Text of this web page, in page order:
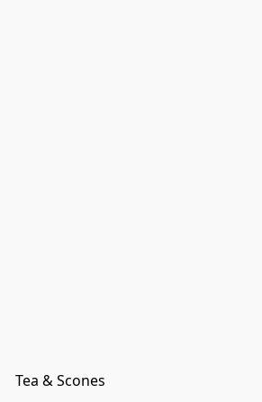
Tea & Scones